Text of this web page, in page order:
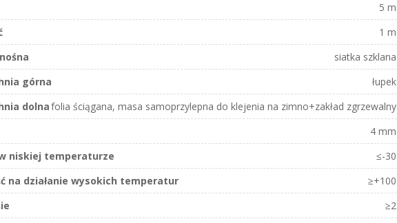
5 m
1 m
siatka szklana
górna
łupek
dolnafolia ściągana, masa samoprzylepna do klejenia na zimno+zakład zgrzewalny
4 mm
niskiej temperaturze
≤-30
na działanie wysokich temperatur
≥+100
≥2